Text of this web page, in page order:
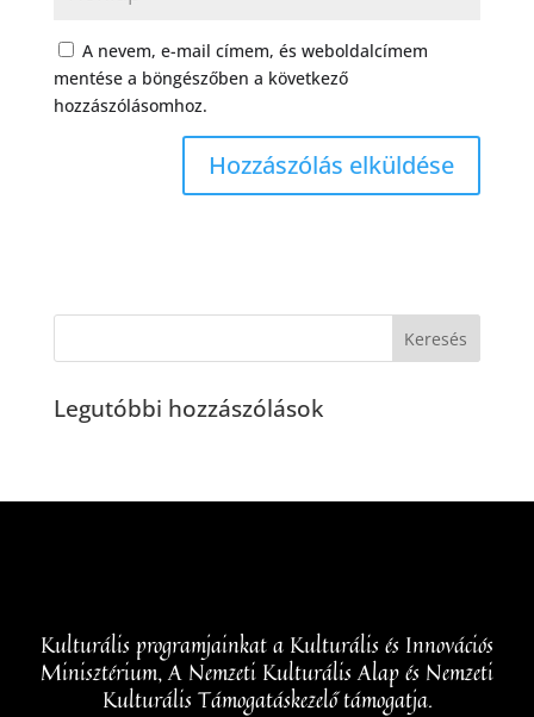
A nevem, e-mail címem, és weboldalcímem
mentése a böngészőben a következő
hozzászólásomhoz.
Legutóbbi hozzászólások
Kulturális programjainkat a Kulturális és Innovációs
Minisztérium, A Nemzeti Kulturális Alap és Nemzeti
Kulturális Támogatáskezelő támogatja.